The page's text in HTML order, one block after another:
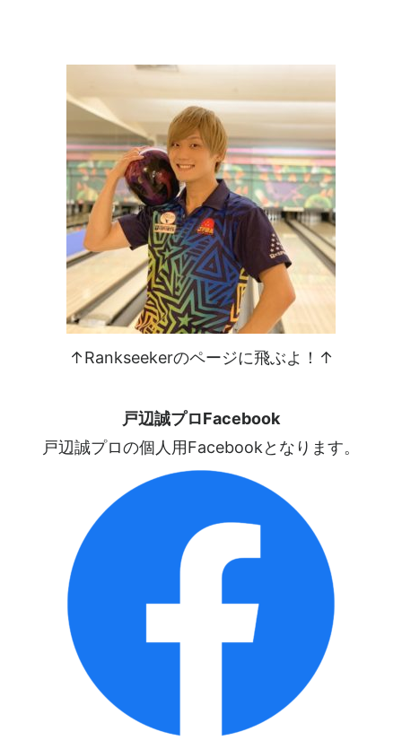
↑Rankseekerのページに飛ぶよ！↑
戸辺誠プロFacebook
戸辺誠プロの個人用Facebookとなります。